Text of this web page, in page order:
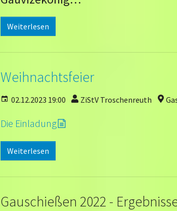
Weiterlesen
Weihnachtsfeier
02.12.2023 19:00 ZiStV Troschenreuth
Die Einladung
Weiterlesen
Gauschießen 2022 -